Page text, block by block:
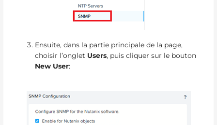
Ensuite, dans la partie principale de la page,
choisir l’onglet Users, puis cliquer sur le bouton
New User: